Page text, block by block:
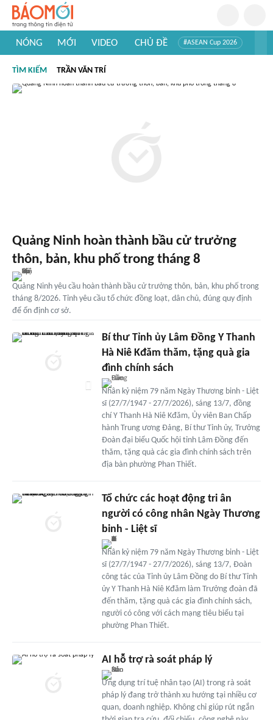
NÓNG MỚI VIDEO CHỦ ĐỀ #ASEAN Cup 2026
#Khám phá thế giới
TÌM KIẾM TRẦN VĂN TRÍ
Quảng Ninh hoàn thành bầu cử trưởng
thôn, bản, khu phố trong tháng 8
Quảng Ninh yêu cầu hoàn thành bầu cử trưởng thôn, bản, khu phố trong
tháng 8/2026. Tỉnh yêu cầu tổ chức đồng loạt, dân chủ, đúng quy định
để ổn định cơ sở.
Bí thư Tỉnh ủy Lâm Đồng Y Thanh
Hà Niê Kđăm thăm, tặng quà gia
đình chính sách
Nhân kỷ niệm 79 năm Ngày Thương binh - Liệt
sĩ (27/7/1947 - 27/7/2026), sáng 13/7, đồng
chí Y Thanh Hà Niê Kđăm, Ủy viên Ban Chấp
hành Trung ương Đảng, Bí thư Tỉnh ủy, Trưởng
Đoàn đại biểu Quốc hội tỉnh Lâm Đồng đến
thăm, tặng quà các gia đình chính sách trên
địa bàn phường Phan Thiết.
Tổ chức các hoạt động tri ân
người có công nhân Ngày Thương
binh - Liệt sĩ
Nhân kỷ niệm 79 năm Ngày Thương binh - Liệt
sĩ (27/7/1947 - 27/7/2026), sáng 13/7, Đoàn
công tác của Tỉnh ủy Lâm Đồng do Bí thư Tỉnh
ủy Y Thanh Hà Niê Kđăm làm Trưởng đoàn đã
đến thăm, tặng quà các gia đình chính sách,
người có công với cách mạng tiêu biểu tại
phường Phan Thiết.
AI hỗ trợ rà soát pháp lý
Ứng dụng trí tuệ nhân tạo (AI) trong rà soát
pháp lý đang trở thành xu hướng tại nhiều cơ
quan, doanh nghiệp. Không chỉ giúp rút ngắn